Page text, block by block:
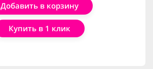
Добавить в корзину
Купить в 1 клик